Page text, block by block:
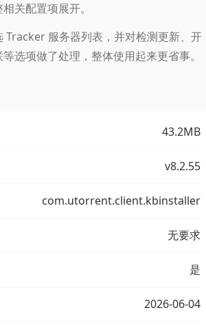
关配置项展开。
Tracker 服务器列表，并对检测更新、开
选项做了处理，整体使用起来更省事。
43.2MB
v8.2.55
com.utorrent.client.kbinstaller
无要求
是
2026-06-04